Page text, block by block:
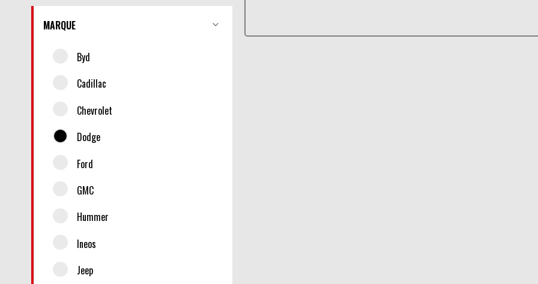
MARQUE
Byd
Cadillac
Chevrolet
Dodge
Ford
GMC
Hummer
Ineos
Jeep